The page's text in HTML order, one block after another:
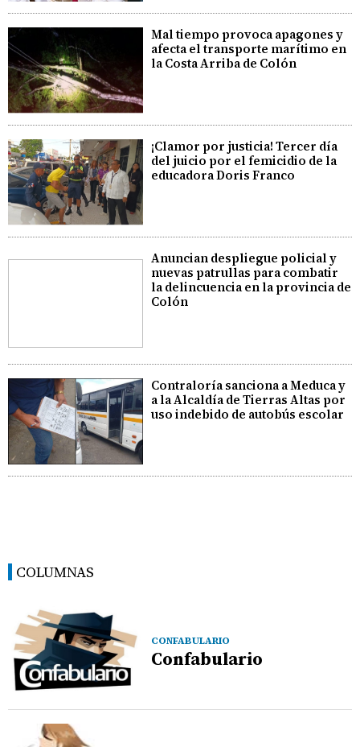
Mal tiempo provoca apagones y
afecta el transporte marítimo en
la Costa Arriba de Colón
¡Clamor por justicia! Tercer día
del juicio por el femicidio de la
educadora Doris Franco
Anuncian despliegue policial y
nuevas patrullas para combatir
la delincuencia en la provincia de
Colón
Contraloría sanciona a Meduca y
a la Alcaldía de Tierras Altas por
uso indebido de autobús escolar
COLUMNAS
CONFABULARIO
Confabulario